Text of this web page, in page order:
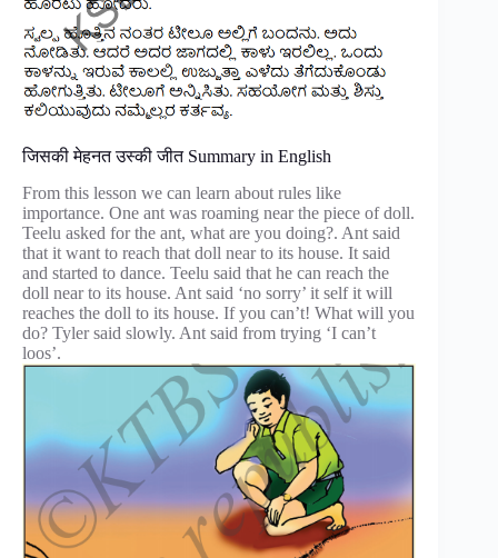
जिसकी मेहनत उस्की जीत Summary in English
From this lesson we can learn about rules like
importance. One ant was roaming near the piece of doll.
Teelu asked for the ant, what are you doing?. Ant said
that it want to reach that doll near to its house. It said
and started to dance. Teelu said that he can reach the
doll near to its house. Ant said ‘no sorry’ it self it will
reaches the doll to its house. If you can’t! What will you
do? Tyler said slowly. Ant said from trying ‘I can’t
loos’.